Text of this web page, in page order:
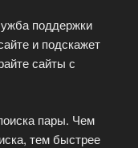
поддержки
и подскажет
сайты с
пары. Чем
тем быстрее